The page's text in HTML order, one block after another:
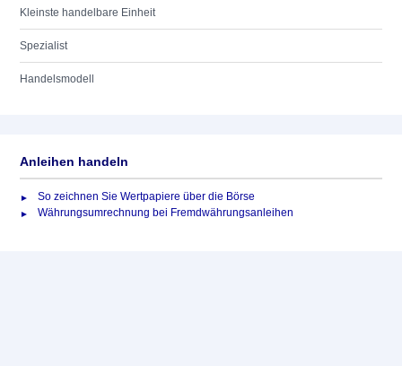
Kleinste handelbare Einheit
Spezialist
Handelsmodell
Anleihen handeln
So zeichnen Sie Wertpapiere über die Börse
Währungsumrechnung bei Fremdwährungsanleihen